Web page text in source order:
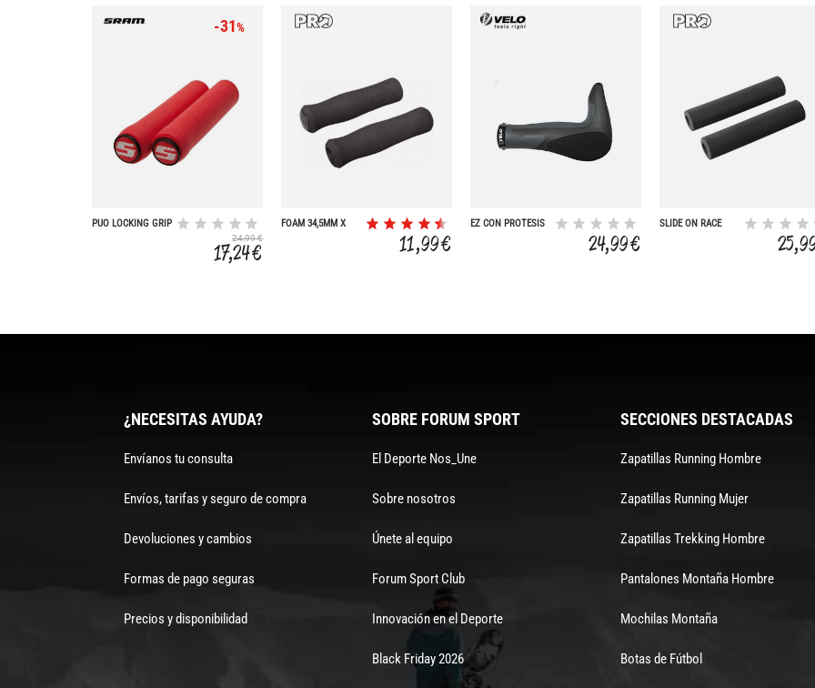
-31%
PUO LOCKING GRIP
24,99 €
17,24 €
FOAM 34,5MM X
11,99 €
EZ CON PROTESIS
24,99 €
SLIDE ON RACE
¿NECESITAS AYUDA?
Envíanos tu consulta
Envíos, tarifas y seguro de compra
Devoluciones y cambios
Formas de pago seguras
Precios y disponibilidad
SOBRE FORUM SPORT
El Deporte Nos_Une
Sobre nosotros
Únete al equipo
Forum Sport Club
Innovación en el Deporte
Black Friday 2026
SECCIONES DESTACADAS
Zapatillas Running Hombre
Zapatillas Running Mujer
Zapatillas Trekking Hombre
Pantalones Montaña Hombre
Mochilas Montaña
Botas de Fútbol